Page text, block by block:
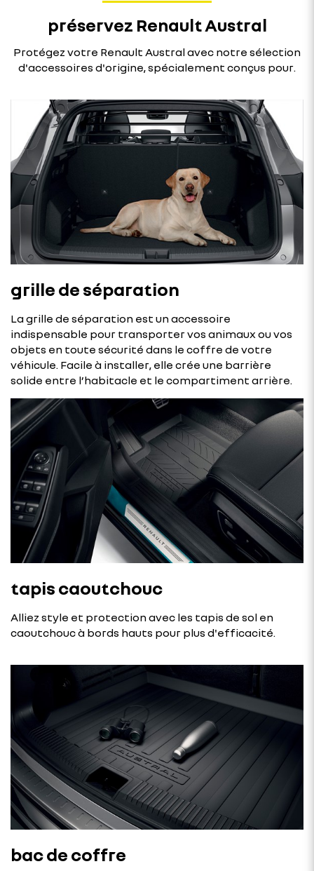
préservez Renault Austral
Protégez votre Renault Austral avec notre sélection
d'accessoires d'origine, spécialement conçus pour.
grille de séparation
La grille de séparation est un accessoire
indispensable pour transporter vos animaux ou vos
objets en toute sécurité dans le coffre de votre
véhicule. Facile à installer, elle crée une barrière
solide entre l’habitacle et le compartiment arrière.
tapis caoutchouc
Alliez style et protection avec les tapis de sol en
caoutchouc à bords hauts pour plus d'efficacité.
bac de coffre